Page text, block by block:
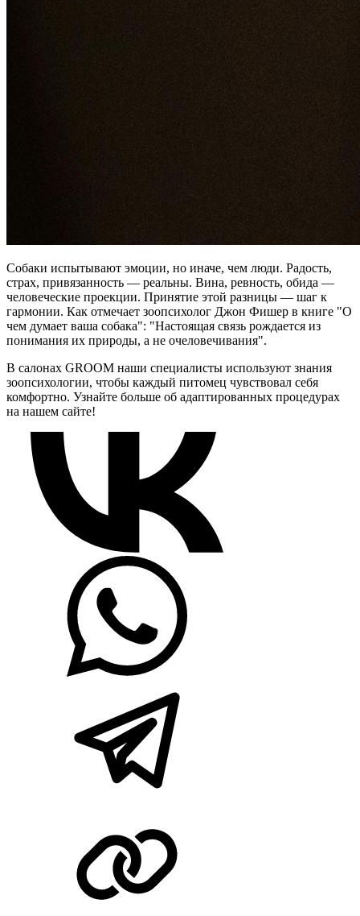
Собаки испытывают эмоции, но иначе, чем люди. Радость,
страх, привязанность — реальны. Вина, ревность, обида —
человеческие проекции. Принятие этой разницы — шаг к
гармонии. Как отмечает зоопсихолог Джон Фишер в книге "О
чем думает ваша собака": "Настоящая связь рождается из
понимания их природы, а не очеловечивания".
В салонах GROOM наши специалисты используют знания
зоопсихологии, чтобы каждый питомец чувствовал себя
комфортно. Узнайте больше об адаптированных процедурах
на нашем сайте!